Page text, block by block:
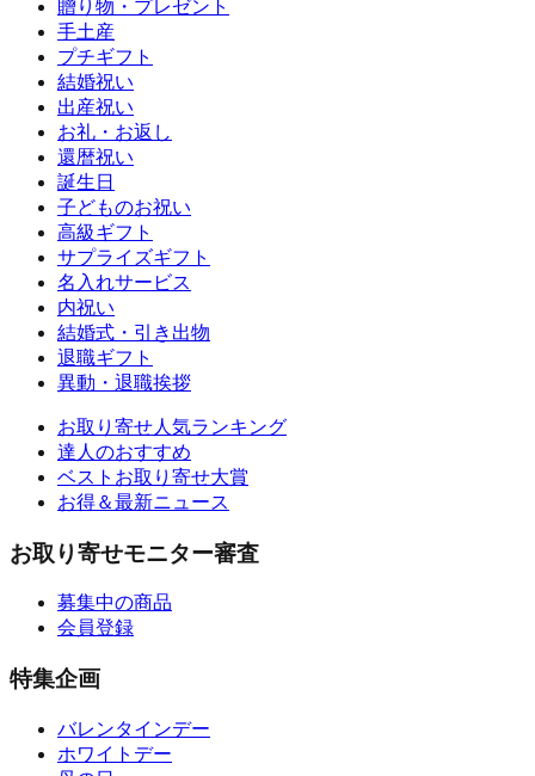
贈り物・プレゼント
手土産
プチギフト
結婚祝い
出産祝い
お礼・お返し
還暦祝い
誕生日
子どものお祝い
高級ギフト
サプライズギフト
名入れサービス
内祝い
結婚式・引き出物
退職ギフト
異動・退職挨拶
お取り寄せ人気ランキング
達人のおすすめ
ベストお取り寄せ大賞
お得＆最新ニュース
お取り寄せモニター審査
募集中の商品
会員登録
特集企画
バレンタインデー
ホワイトデー